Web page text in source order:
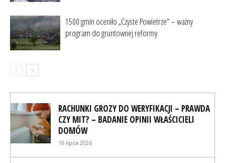
1500 gmin oceniło „Czyste Powietrze” – ważny
program do gruntownej reformy
RACHUNKI GROZY DO WERYFIKACJI – PRAWDA
CZY MIT? – BADANIE OPINII WŁAŚCICIELI
DOMÓW
16 lipca 2026